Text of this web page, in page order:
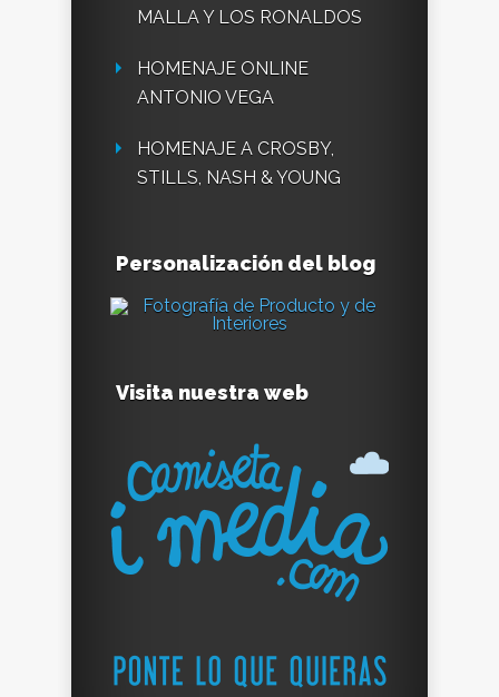
MALLA Y LOS RONALDOS
HOMENAJE ONLINE
ANTONIO VEGA
HOMENAJE A CROSBY,
STILLS, NASH & YOUNG
Personalización del blog
Visita nuestra web